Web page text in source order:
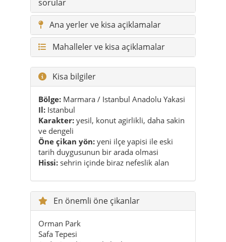
Kisa bilgiler
Bölge:Marmara / Istanbul Anadolu Yakasi
Il:Istanbul
Karakter:yesil, konut agirlikli, daha sakin
ve dengeli
Öne çikan yön:yeni ilçe yapisi ile eski
tarih duygusunun bir arada olmasi
Hissi:sehrin içinde biraz nefeslik alan
En önemli öne çikanlar
Safa Tepesi
Aydos’a yakin yesil alanlar
Samandira
Sarigazi
Pasaköy